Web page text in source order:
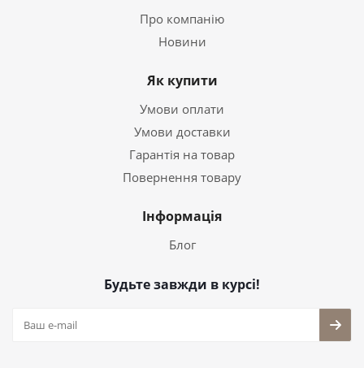
Про компанію
Новини
Як купити
Умови оплати
Умови доставки
Гарантія на товар
Повернення товару
Інформація
Блог
Будьте завжди в курсі!